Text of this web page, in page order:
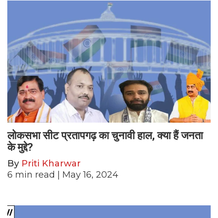
लोकसभा सीट प्रतापगढ़ का चुनावी हाल, क्या हैं जनता
के मुद्दे?
By Priti Kharwar
6 min read | May 16, 2024